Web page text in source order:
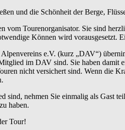
und die Schönheit der Berge,
vom Tourenorganisator. Sie sind
Können wird vorausgesetzt.
e.V. (kurz „DAV“)
im DAV sind. Sie haben
nicht versichert sind. Wenn die
sind, nehmen Sie einmalig als Gast
haben.
Tour!